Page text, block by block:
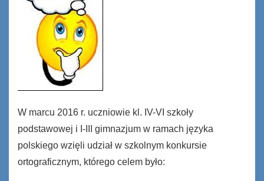
W marcu 2016 r. uczniowie kl. IV-VI szkoły
podstawowej i I-III gimnazjum w ramach języka
polskiego wzięli udział w szkolnym konkursie
ortograficznym, którego celem było: